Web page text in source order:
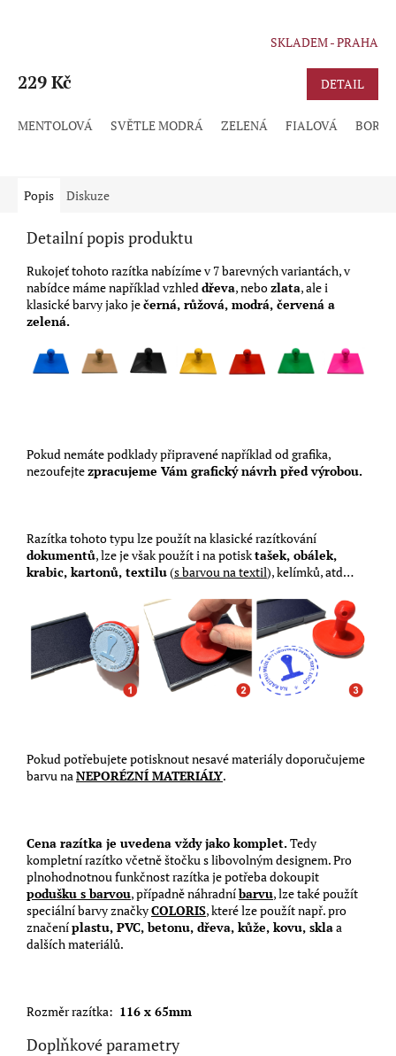
produktu
z
SKLADEM - PRAHA
229 Kč DETAIL
MENTOLOVÁ SVĚTLE MODRÁ ZELENÁ FIALOVÁ
Popis Diskuze
Detailní popis produktu
Rukojeť tohoto razítka nabízíme v 7 barevných variantách, v
nabídce máme například vzhled dřeva, nebozlata, ale i
klasické barvy jako ječerná, růžová, modrá, červená a
zelená.
Pokud nemáte podklady připravené například od grafika,
nezoufejtezpracujeme Vám grafický návrh před výrobou.
Razítka tohoto typu lze použít na klasické razítkování
dokumentů, lze je však použít i na potisktašek, obálek,
krabic, kartonů, textilu(s barvou na textil), kelímků, atd…
Pokud potřebujete potisknout nesavé materiály doporučujeme
barvu naNEPORÉZNÍ MATERIÁLY.
Cena razítka je uvedena vždy jako komplet.Tedy
kompletní razítko včetně štočku s libovolným designem. Pro
plnohodnotnou funkčnost razítka je potřeba dokoupit
podušku s barvou, případně náhradníbarvu, lze také použít
speciální barvy značkyCOLORIS, které lze použít např. pro
značeníplastu, PVC, betonu, dřeva, kůže, kovu, sklaa
dalších materiálů.
Rozměr razítka: 116 x 65mm
Doplňkové parametry